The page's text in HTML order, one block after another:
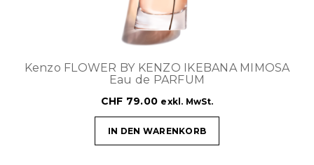
Kenzo FLOWER BY KENZO IKEBANA MIMOSA
Eau de PARFUM
CHF 79.00 exkl. MwSt.
IN DEN WARENKORB